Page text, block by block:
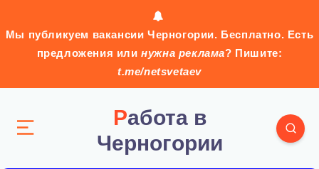
Мы публикуем вакансии Черногории. Бесплатно. Есть
предложения илинужна реклама? Пишите:
t.me/netsvetaev
Работа в
Черногории